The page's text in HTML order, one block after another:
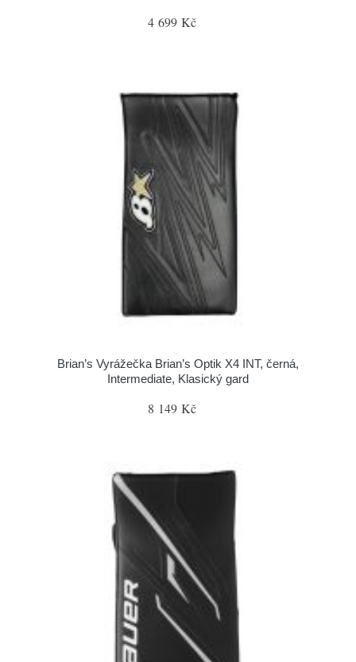
4 699 Kč
Brian’s Vyrážečka Brian’s Optik X4 INT, černá,
Intermediate, Klasický gard
8 149 Kč